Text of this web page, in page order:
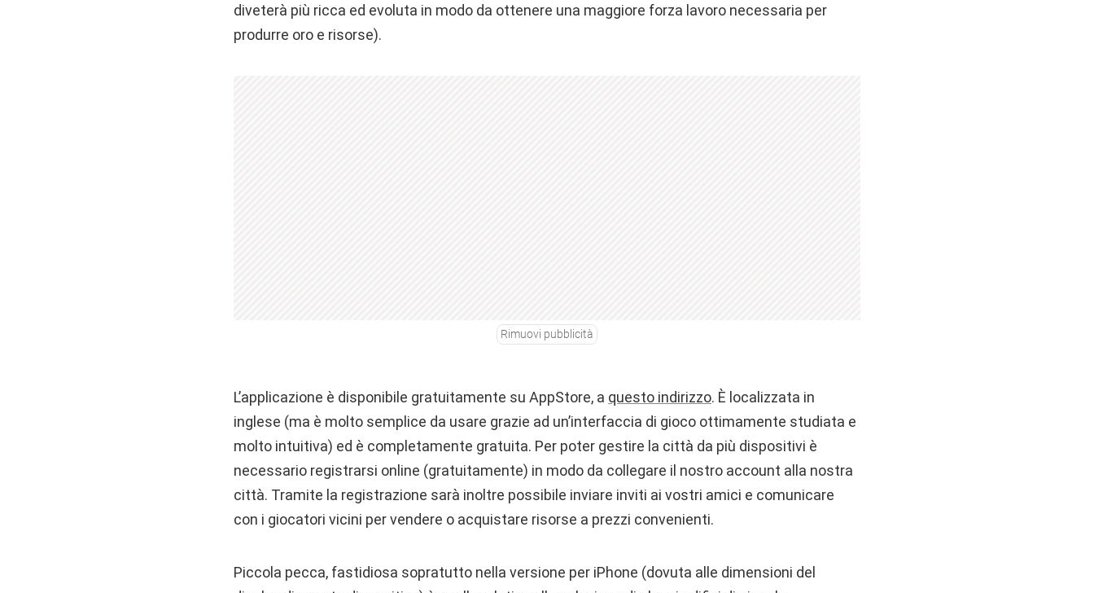
diveterà più ricca ed evoluta in modo da ottenere una maggiore forza lavoro necessaria per
produrre oro e risorse).
Rimuovi pubblicità
L’applicazione è disponibile gratuitamente su AppStore, a questo indirizzo. È localizzata in
inglese (ma è molto semplice da usare grazie ad un’interfaccia di gioco ottimamente studiata e
molto intuitiva) ed è completamente gratuita. Per poter gestire la città da più dispositivi è
necessario registrarsi online (gratuitamente) in modo da collegare il nostro account alla nostra
città. Tramite la registrazione sarà inoltre possibile inviare inviti ai vostri amici e comunicare
con i giocatori vicini per vendere o acquistare risorse a prezzi convenienti.
Piccola pecca, fastidiosa sopratutto nella versione per iPhone (dovuta alle dimensioni del